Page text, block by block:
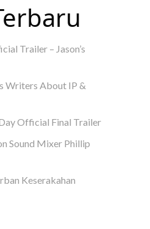
Trailer – Jason’s
Writers About IP &
Official Final Trailer
Sound Mixer Phillip
Keserakahan